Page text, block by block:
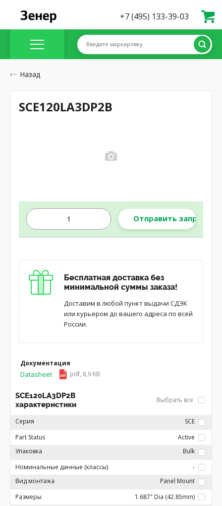
+7 (495) 133-39-03
Введите маркировку
Назад
Отправить запрос
Бесплатная доставка без
минимальной суммы заказа!
Доставим в любой пункт выдачи СДЭК
или курьером до вашего адреса по всей
России.
Документация
Datasheet pdf, 8,9 KB
SCE120LA3DP2B
характеристики
Выбрать все
Серия
SCE
Part Status
Active
Упаковка
Bulk
Номинальные данные (классы)
-
Вид монтажа
Panel Mount
Размеры
1.687" Dia (42.85mm)
SCE120LA3DP2B